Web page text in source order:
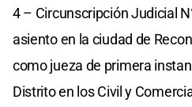
4 – Circunscripción Judicial
asiento en la ciudad de
como jueza de primera
Distrito en los Civil y